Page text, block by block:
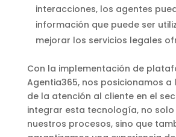
interacciones, los agentes
información que puede ser
mejorar los servicios legales
Con la implementación de
Agentia365, nos posicionamos a
de la atención al cliente en el
integrar esta tecnología, no
nuestros procesos, sino que